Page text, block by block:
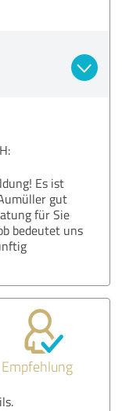
Es ist
gut
für Sie
bedeutet uns
Empfehlung